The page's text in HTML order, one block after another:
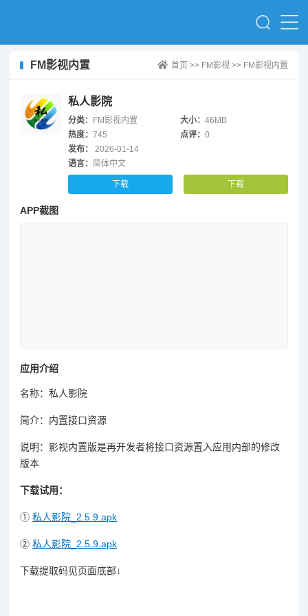
FM影视内置 首页 >> FM影视 >> FM影视内置
私人影院
分类： FM影视内置 大小：46MB
热度： 745 点评：0
发布：
2026-01-14
语言： 简体中文
下载 下载
APP截图
应用介绍
名称：私人影院
简介：内置接口资源
说明：影视内置版是再开发者将接口资源置入应用内部的修改
版本
下载试用：
① 私人影院_2.5.9.apk
② 私人影院_2.5.9.apk
下载提取码见页面底部↓